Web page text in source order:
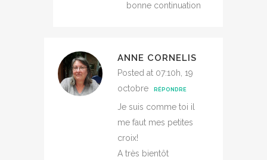
bonne continuation
ANNE CORNELIS
Posted at 07:10h, 19
octobre
RÉPONDRE
Je suis comme toi il
me faut mes petites
croix!
A très bientôt